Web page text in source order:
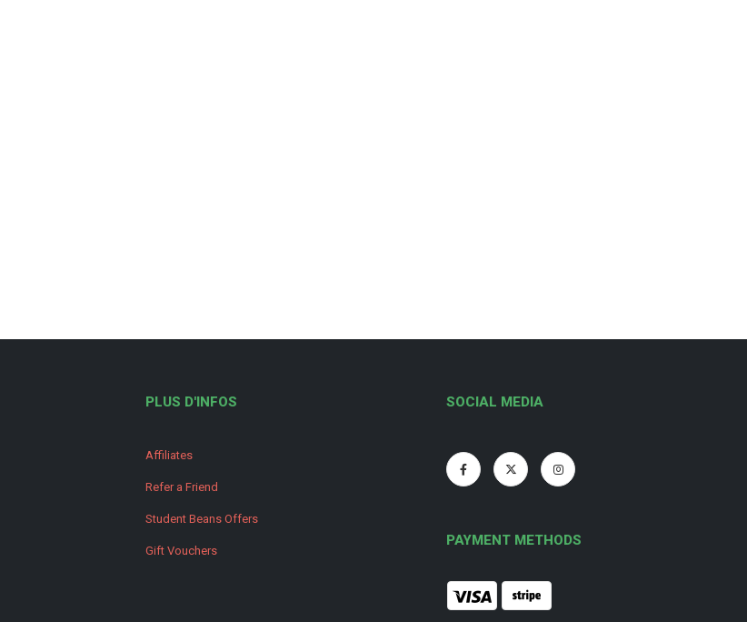
PLUS D'INFOS
Affiliates
Refer a Friend
Student Beans Offers
Gift Vouchers
SOCIAL MEDIA
PAYMENT METHODS